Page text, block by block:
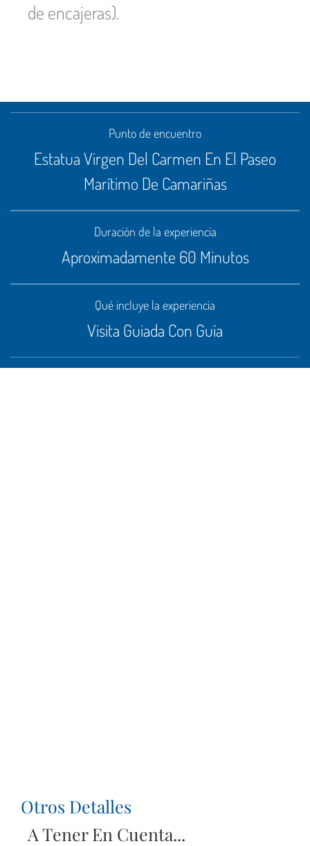
de encajeras).
Punto de encuentro
Estatua Virgen Del Carmen En El Paseo
Marítimo De Camariñas
Duración de la experiencia
Aproximadamente 60 Minutos
Qué incluye la experiencia
Visita Guiada Con Guía
Otros Detalles
A Tener En Cuenta...